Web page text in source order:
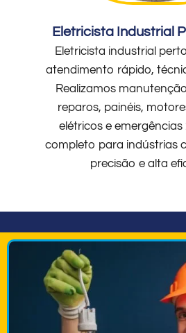
Eletricista Industrial
Eletricista industrial
atendimento rápido,
Realizamos
reparos, painéis,
elétricos e emergências
completo para indústrias
precisão e alta